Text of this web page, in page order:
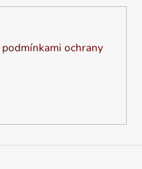
podmínkami ochrany